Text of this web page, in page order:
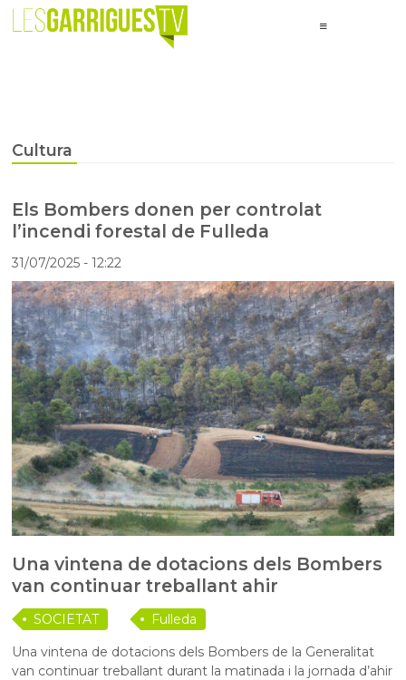
Cultura
Els Bombers donen per controlat
l’incendi forestal de Fulleda
31/07/2025- 12:22
Una vintena de dotacions dels Bombers
van continuar treballant ahir
SOCIETAT
Fulleda
Una vintena de dotacions dels Bombers de la Generalitat
van continuar treballant durant la matinada i la jornada d’ahir